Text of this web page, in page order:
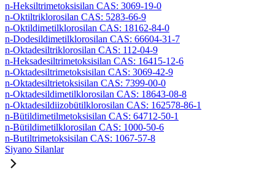
n-Heksiltrimetoksisilan CAS: 3069-19-0
n-Oktiltriklorosilan CAS: 5283-66-9
n-Oktildimetilklorosilan CAS: 18162-84-0
n-Dodesildimetilklorosilan CAS: 66604-31-7
n-Oktadesiltriklorosilan CAS: 112-04-9
n-Heksadesiltrimetoksisilan CAS: 16415-12-6
n-Oktadesiltrimetoksisilan CAS: 3069-42-9
n-Oktadesiltrietoksisilan CAS: 7399-00-0
n-Oktadesildimetilklorosilan CAS: 18643-08-8
n-Oktadesildiizobütilklorosilan CAS: 162578-86-1
n-Bütildimetilmetoksisilan CAS: 64712-50-1
n-Bütildimetilklorosilan CAS: 1000-50-6
n-Butiltrimetoksisilan CAS: 1067-57-8
Siyano Silanlar